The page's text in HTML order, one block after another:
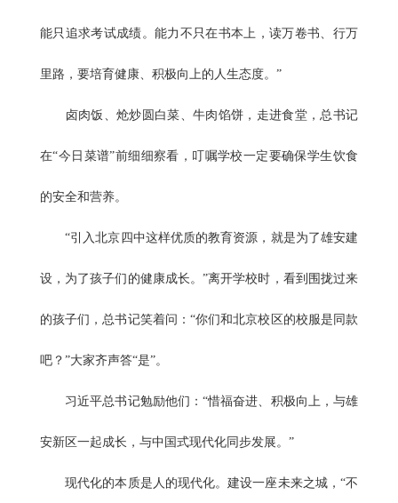
能只追求考试成绩。能力不只在书本上，读万卷书、行万
里路，要培育健康、积极向上的人生态度。”
卤肉饭、炝炒圆白菜、牛肉馅饼，走进食堂，总书记
在“今日菜谱”前细细察看，叮嘱学校一定要确保学生饮食
的安全和营养。
“引入北京四中这样优质的教育资源，就是为了雄安建
设，为了孩子们的健康成长。”离开学校时，看到围拢过来
的孩子们，总书记笑着问：“你们和北京校区的校服是同款
吧？”大家齐声答“是”。
习近平总书记勉励他们：“惜福奋进、积极向上，与雄
安新区一起成长，与中国式现代化同步发展。”
现代化的本质是人的现代化。建设一座未来之城，“不